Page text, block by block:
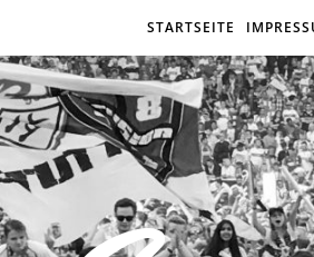
STARTSEITE